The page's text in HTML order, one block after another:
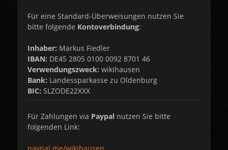
Für eine Standard-Überweisungen nutzen Sie
bitte folgende Kontoverbindung:
Inhaber: Markus Fiedler
IBAN: DE45 2805 0100 0092 8701 46
Verwendungszweck: wikihausen
Bank: Landessparkasse zu Oldenburg
BIC: SLZODE22XXX
Für Zahlungen via Paypal nutzen Sie bitte
folgenden Link: